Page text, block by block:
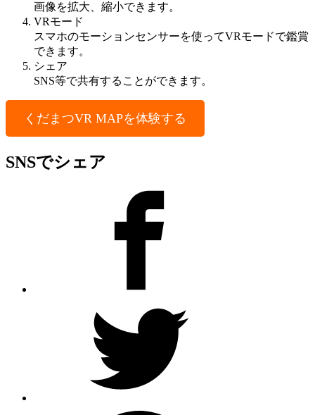
画像を拡大、縮小できます。
VRモード
スマホのモーションセンサーを使ってVRモードで鑑賞
できます。
シェア
SNS等で共有することができます。
くだまつVR MAPを体験する
SNSでシェア